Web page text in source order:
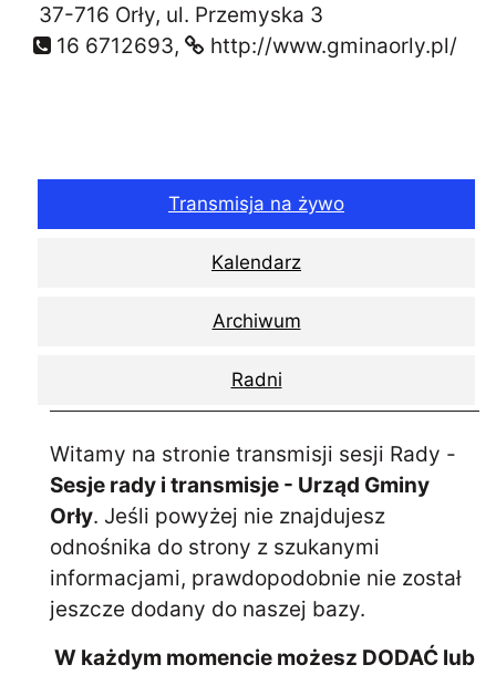
37-716 Orły, ul. Przemyska 3
16 6712693,
http://www.gminaorly.pl/
Transmisja na żywo
Kalendarz
Archiwum
Radni
Witamy na stronie transmisji sesji Rady -
Sesje rady i transmisje - Urząd Gminy
Orły. Jeśli powyżej nie znajdujesz
odnośnika do strony z szukanymi
informacjami, prawdopodobnie nie został
jeszcze dodany do naszej bazy.
W każdym momencie możesz DODAĆ lub